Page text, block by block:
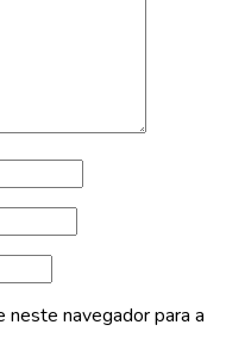
neste navegador para a